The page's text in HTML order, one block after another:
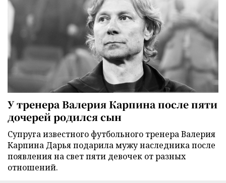
У тренера Валерия Карпина после пяти
дочерей родился сын
Супруга известного футбольного тренера Валерия
Карпина Дарья подарила мужу наследника после
появления на свет пяти девочек от разных
отношений.